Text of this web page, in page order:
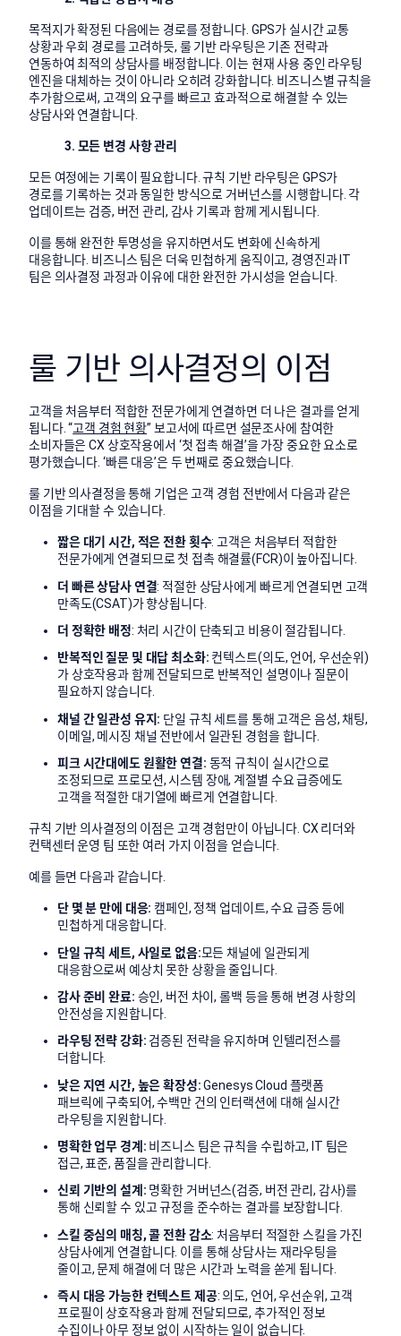
목적지가 확정된 다음에는 경로를 정합니다. GPS가 실시간 교통
상황과 우회 경로를 고려하듯, 룰기반 라우팅은 기존 전략과
연동하여 최적의 상담사를 배정합니다. 이는 현재 사용 중인 라우팅
엔진을 대체하는 것이 아니라 오히려 강화합니다. 비즈니스별 규칙을
추가함으로써, 고객의 요구를 빠르고 효과적으로 해결할 수 있는
상담사와 연결합니다.
3. 모든 변경 사항 관리
모든 여정에는 기록이 필요합니다. 규칙 기반 라우팅은 GPS가
경로를 기록하는 것과 동일한 방식으로 거버넌스를 시행합니다. 각
업데이트는 검증, 버전 관리, 감사 기록과 함께 게시됩니다.
이를 통해 완전한 투명성을 유지하면서도 변화에 신속하게
대응합니다. 비즈니스 팀은 더욱 민첩하게 움직이고, 경영진과 IT
팀은 의사결정 과정과 이유에 대한 완전한 가시성을 얻습니다.
룰 기반 의사결정의 이점
고객을 처음부터 적합한 전문가에게 연결하면 더 나은 결과를 얻게
됩니다. “고객 경험 현황” 보고서에 따르면 설문조사에 참여한
소비자들은 CX 상호작용에서 ‘첫 접촉 해결’을 가장 중요한 요소로
평가했습니다. ‘빠른 대응’은 두 번째로 중요했습니다.
룰 기반 의사결정을 통해 기업은 고객 경험 전반에서 다음과 같은
이점을 기대할 수 있습니다.
짧은 대기 시간, 적은 전환 횟수: 고객은 처음부터 적합한
전문가에게 연결되므로 첫 접촉 해결률(FCR)이 높아집니다.
더 빠른 상담사 연결: 적절한 상담사에게 빠르게 연결되면 고객
만족도(CSAT)가 향상됩니다.
더 정확한 배정: 처리 시간이 단축되고 비용이 절감됩니다.
반복적인 질문 및 대답 최소화: 컨텍스트(의도, 언어, 우선순위)
가 상호작용과 함께 전달되므로 반복적인 설명이나 질문이
필요하지 않습니다.
채널 간 일관성 유지: 단일 규칙 세트를 통해 고객은 음성, 채팅,
이메일, 메시징 채널 전반에서 일관된 경험을 합니다.
피크 시간대에도 원활한 연결: 동적 규칙이 실시간으로
조정되므로 프로모션, 시스템 장애, 계절별 수요 급증에도
고객을 적절한 대기열에 빠르게 연결합니다.
규칙 기반 의사결정의 이점은 고객 경험만이 아닙니다. CX 리더와
컨택센터 운영 팀 또한 여러 가지 이점을 얻습니다.
예를 들면 다음과 같습니다.
단 몇 분 만에 대응: 캠페인, 정책 업데이트, 수요 급증 등에
민첩하게 대응합니다.
단일 규칙 세트, 사일로 없음:모든 채널에 일관되게
대응함으로써 예상치 못한 상황을 줄입니다.
감사 준비 완료: 승인, 버전 차이, 롤백 등을 통해 변경 사항의
안전성을 지원합니다.
라우팅 전략 강화: 검증된 전략을 유지하며 인텔리전스를
더합니다.
낮은 지연 시간, 높은 확장성:Genesys Cloud 플랫폼
패브릭에 구축되어, 수백만 건의 인터랙션에 대해 실시간
라우팅을 지원합니다.
명확한 업무 경계: 비즈니스 팀은 규칙을 수립하고, IT 팀은
접근, 표준, 품질을 관리합니다.
신뢰 기반의 설계: 명확한 거버넌스(검증, 버전 관리, 감사)를
통해 신뢰할 수 있고 규정을 준수하는 결과를보장합니다.
스킬 중심의 매칭, 콜 전환 감소: 처음부터 적절한 스킬을 가진
상담사에게 연결합니다. 이를 통해 상담사는 재라우팅을
줄이고, 문제 해결에 더 많은 시간과 노력을 쏟게 됩니다.
즉시 대응 가능한 컨텍스트 제공: 의도, 언어, 우선순위, 고객
프로필이 상호작용과 함께 전달되므로, 추가적인 정보
수집이나 아무 정보 없이 시작하는 일이 없습니다.